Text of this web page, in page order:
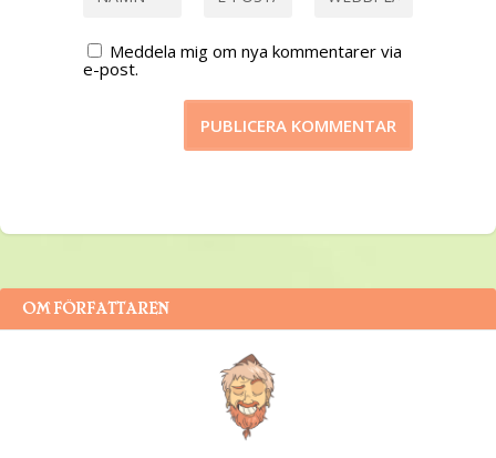
Meddela mig om nya kommentarer via
e-post.
OM FÖRFATTAREN